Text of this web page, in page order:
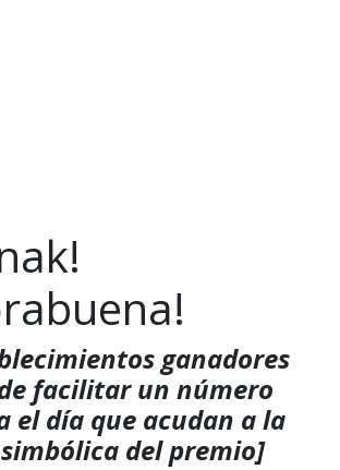
ganadores
facilitar un número
el día que acudan a la
del premio]